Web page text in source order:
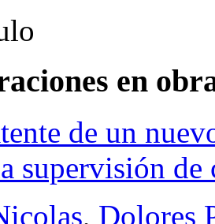
en
de un
supervisión
, Dolores